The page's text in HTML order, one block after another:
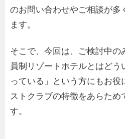
のお問い合わせやご相談が多
ます。
そこで、今回は、ご検討中の
員制リゾートホテルとはど
っている」という方にもお役
ストクラブの特徴をあらため
す。